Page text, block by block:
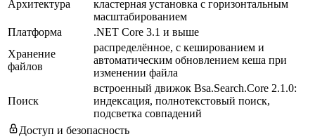
Архитектура
кластерная установка с горизонтальным
масштабированием
Платформа
.NET Core 3.1 и выше
Хранение
файлов
распределённое, с кешированием и
автоматическим обновлением кеша при
изменении файла
Поиск
встроенный движок Bsa.Search.Core 2.1.0:
индексация, полнотекстовый поиск,
подсветка совпадений
Доступ и безопасность